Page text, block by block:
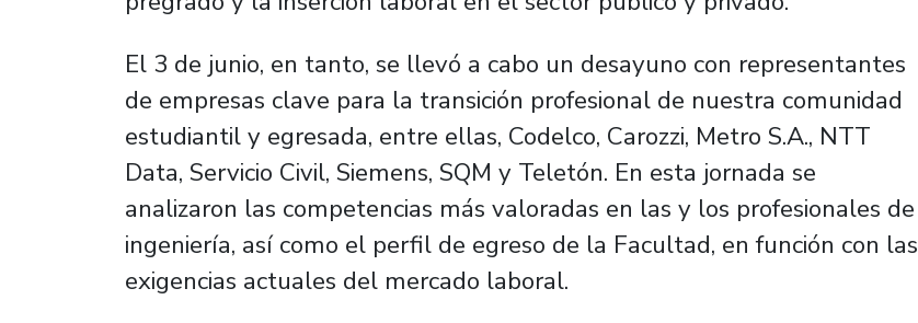
El 3 de junio, en tanto, se llevó a cabo un desayuno con representantes
de empresas clave para la transición profesional de nuestra comunidad
estudiantil y egresada, entre ellas, Codelco, Carozzi, Metro S.A., NTT
Data, Servicio Civil, Siemens, SQM y Teletón. En esta jornada se
analizaron las competencias más valoradas en las y los profesionales de
ingeniería, así como el perfil de egreso de la Facultad, en función con las
exigencias actuales del mercado laboral.